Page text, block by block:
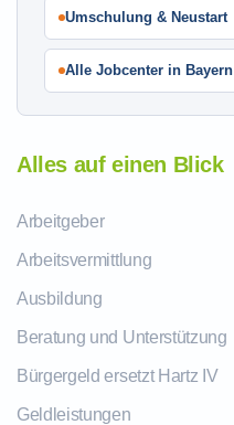
Umschulung & Neustart
Alle Jobcenter in Bayern
Alles auf einen Blick
Arbeitgeber
Arbeitsvermittlung
Ausbildung
Beratung und Unterstützung
Bürgergeld ersetzt Hartz IV
Geldleistungen